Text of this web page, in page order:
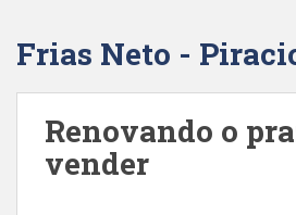
Frias Neto -
Renovando o
vender